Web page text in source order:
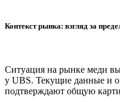
Контекст рынка: взгляд за
Ситуация на рынке меди
у UBS. Текущие данные и
подтверждают общую